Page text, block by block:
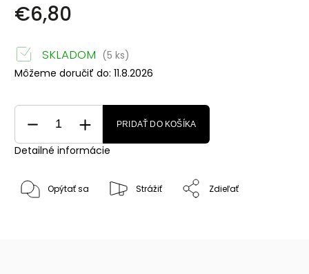
€6,80
SKLADOM (5 ks)
Môžeme doručiť do: 11.8.2026
PRIDAŤ DO KOŠÍKA
Detailné informácie
Opýtať sa Strážiť Zdieľať